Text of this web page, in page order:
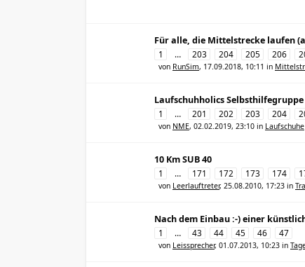
Für alle, die Mittelstrecke laufen
1 … 203 204 205 206
von RunSim, 17.09.2018, 10:11 in
Laufschuhholics Selbsthilfegruppe
1 … 201 202 203 204
von NME, 02.02.2019, 23:10 in Laufschuhe
10 Km SUB 40
1 … 171 172 173 174
von Leerlauftreter, 25.08.2010, 17:23 in
Nach dem Einbau :-) einer
1 … 43 44 45 46 47
von Leissprecher, 01.07.2013, 10:23 in